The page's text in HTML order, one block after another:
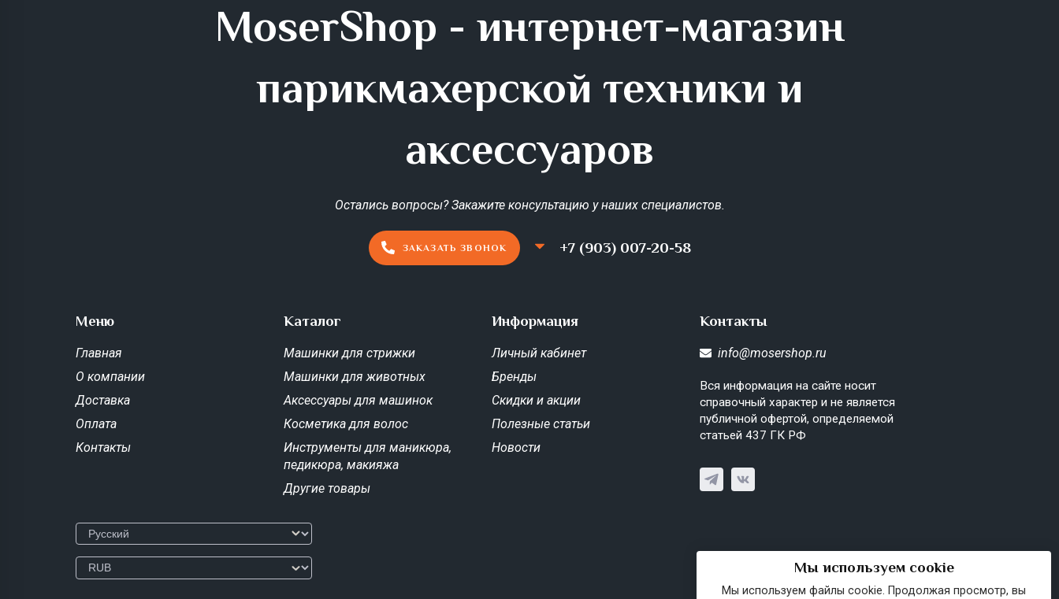
MoserShop - интернет-магазин
парикмахерской техники и
аксессуаров
Остались вопросы? Закажите консультацию у наших специалистов.
ЗАКАЗАТЬ ЗВОНОК +7 (903) 007-20-58
Меню
Главная
О компании
Доставка
Оплата
Контакты
Каталог
Машинки для стрижки
Машинки для животных
Аксессуары для машинок
Косметика для волос
Инструменты для маникюра,
педикюра, макияжа
Другие товары
Информация
Личный кабинет
Бренды
Скидки и акции
Полезные статьи
Новости
Контакты
info@mosershop.ru
Вся информация на сайте носит
справочный характер и не является
публичной офертой, определяемой
статьей 437 ГК РФ
Мы используем cookie
Мы используем файлы cookie. Продолжая просмотр, вы